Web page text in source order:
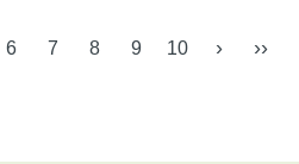
6 7 8 9 10 › ››